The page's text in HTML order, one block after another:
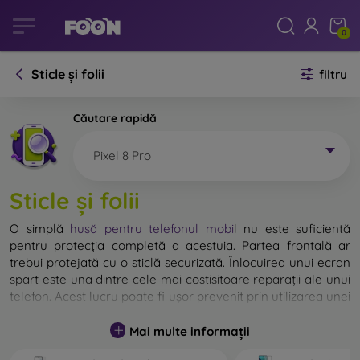
0
Sticle și folii filtru
Căutare rapidă
Pixel 8 Pro
Sticle și folii
O simplă husă pentru telefonul mobil nu este suficientă
pentru protecția completă a acestuia. Partea frontală ar
trebui protejată cu o sticlă securizată. Înlocuirea unui ecran
spart este una dintre cele mai costisitoare reparații ale unui
telefon. Acest lucru poate fi ușor prevenit prin utilizarea unei
Deși nu există sticlă indestructibilă pentru telefon, în
Mai multe informații